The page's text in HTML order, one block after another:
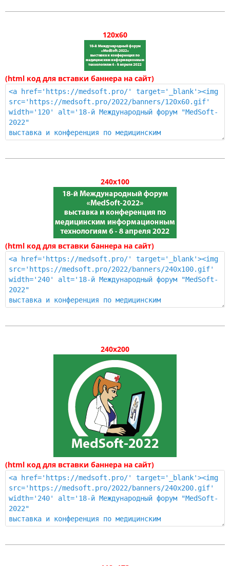
120x60
(html код для вставки баннера на сайт)
240x100
(html код для вставки баннера на сайт)
240x200
(html код для вставки баннера на сайт)